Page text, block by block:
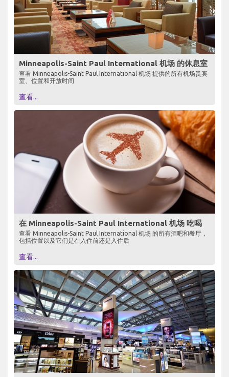
Minneapolis-Saint Paul International 机场 的休息室
查看 Minneapolis-Saint Paul International 机场 提供的所有机场贵宾
室、位置和开放时间
查看...
在 Minneapolis-Saint Paul International 机场 吃喝
查看 Minneapolis-Saint Paul International 机场 的所有酒吧和餐厅，
包括位置以及它们是在入住前还是入住后
查看...